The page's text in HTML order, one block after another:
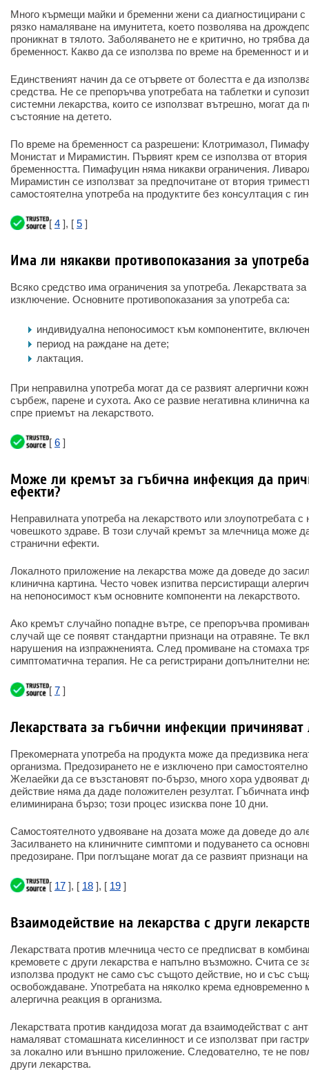
Много кърмещи майки и бременни жени са диагностицирани
рязко намаляване на имунитета, което позволява на
проникнат в тялото. Заболяването не е критично, но трябва
бременност. Какво да се използва по време на бременност и
Единственият начин да се отървете от болестта е да
средства. Не се препоръчва употребата на таблетки и
системни лекарства, които се използват вътрешно, могат да
състояние на детето.
По време на бременност са разрешени: Клотримазол,
Монистат и Мирамистин. Първият крем се използва от
бременността. Пимафуцин няма никакви ограничения.
Мирамистин се използват за предпочитане от втория
самостоятелна употреба на продуктите без консултация с
[ 4 ], [ 5 ]
Има ли някакви противопоказания за
Всяко средство има ограничения за употреба. Лекарствата
изключение. Основните противопоказания за употреба са:
индивидуална непоносимост към компонентите,
период на раждане на дете;
лактация.
При неправилна употреба могат да се развият алергични
сърбеж, парене и сухота. Ако се развие негативна клинична
спре приемът на лекарството.
[ 6 ]
Може ли кремът за гъбична инфекция да
ефекти?
Неправилната употреба на лекарството или злоупотребата
човешкото здраве. В този случай кремът за млечница може
странични ефекти.
Локалното приложение на лекарства може да доведе до
клинична картина. Често човек изпитва персистиращи
на непоносимост към основните компоненти на лекарството.
Ако кремът случайно попадне вътре, се препоръчва
случай ще се появят стандартни признаци на отравяне. Те
нарушения на изпражненията. След промиване на стомаха
симптоматична терапия. Не са регистрирани допълнителни
[ 7 ]
Лекарствата за гъбични инфекции
Прекомерната употреба на продукта може да предизвика
организма. Предозирането не е изключено при
Желаейки да се възстановят по-бързо, много хора удвояват
действие няма да даде положителен резултат. Гъбичната
елиминирана бързо; този процес изисква поне 10 дни.
Самостоятелното удвояване на дозата може да доведе до
Засилването на клиничните симптоми и подуването са
предозиране. При поглъщане могат да се развият признаци
[ 17 ], [ 18 ], [ 19 ]
Взаимодействие на лекарства с други
Лекарствата против млечница често се предписват в
кремовете с други лекарства е напълно възможно. Счита се
използва продукт не само със същото действие, но и със
освобождаване. Употребата на няколко крема едновременно
алергична реакция в организма.
Лекарствата против кандидоза могат да взаимодействат с
намаляват стомашната киселинност и се използват при
за локално или външно приложение. Следователно, те не
други лекарства.